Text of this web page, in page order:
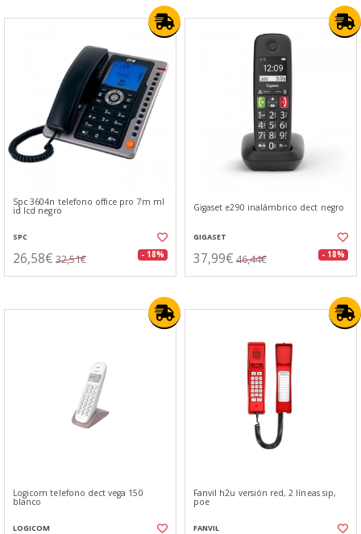
Spc 3604n telefono office pro 7m ml
id lcd negro
SPC
26,58€ 32,51€ - 18%
Gigaset e290 inalámbrico dect negro
GIGASET
37,99€ 46,44€ - 18%
Logicom telefono dect vega 150
blanco
LOGICOM
Fanvil h2u versión red, 2 líneas sip,
poe
FANVIL